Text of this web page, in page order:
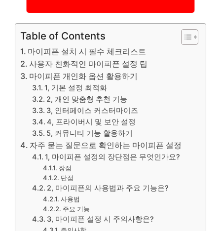
Table of Contents
마이피픈 설치 시 필수 체크리스트
사용자 친화적인 마이피픈 설정 팁
마이피픈 개인화 옵션 활용하기
1, 기본 설정 최적화
2, 개인 맞춤형 추천 기능
3, 인터페이스 커스터마이즈
4, 프라이버시 및 보안 설정
5, 커뮤니티 기능 활용하기
자주 묻는 질문으로 확인하는 마이피픈 설정
1, 마이피픈 설정의 장단점은 무엇인가요?
장점
단점
2, 마이피픈의 사용법과 주요 기능은?
사용법
주요 기능
3, 마이피픈 설정 시 주의사항은?